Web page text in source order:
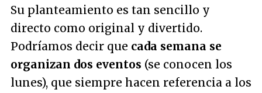
Su planteamiento es tan sencillo y
directo como original y divertido.
Podríamos decir que cada semana se
organizan dos eventos (se conocen los
lunes), que siempre hacen referencia a los